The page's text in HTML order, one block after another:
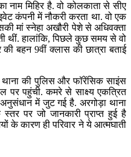
मिहिर है. वो कोलकाता से सीए
कंपनी में नौकरी करता था. वो एक
मां स्नेहा अखौरी पेशे से अधिवक्ता
थीं. हालांकि, पिछले कुछ समय से वो
बहन 9वीं क्लास की छात्रा बताई
थाना की पुलिस और फॉरेंसिक साइंस
पर पहुंची. कमरे से साक्ष्य एकत्रित
में जुट गई है. अरगोड़ा थाना
स्तर पर जो जानकारी प्राप्त हुई है
के कारण ही परिवार ने ये आत्मघाती